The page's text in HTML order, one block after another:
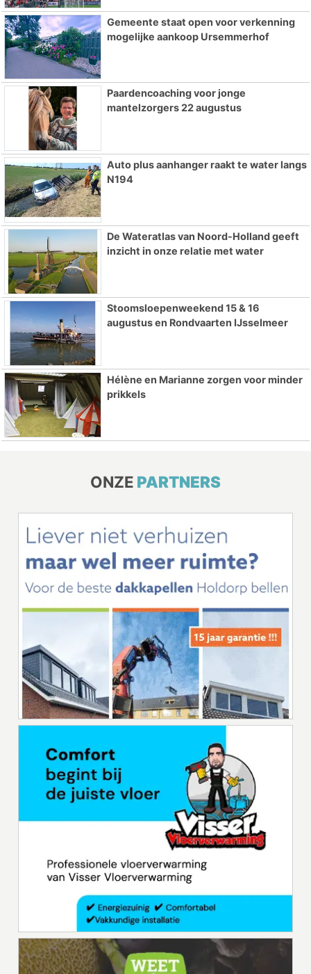
Gemeente staat open voor verkenning
mogelijke aankoop Ursemmerhof
Paardencoaching voor jonge
mantelzorgers 22 augustus
Auto plus aanhanger raakt te water langs
N194
De Wateratlas van Noord-Holland geeft
inzicht in onze relatie met water
Stoomsloepenweekend 15 & 16
augustus en Rondvaarten IJsselmeer
Hélène en Marianne zorgen voor minder
prikkels
ONZE PARTNERS